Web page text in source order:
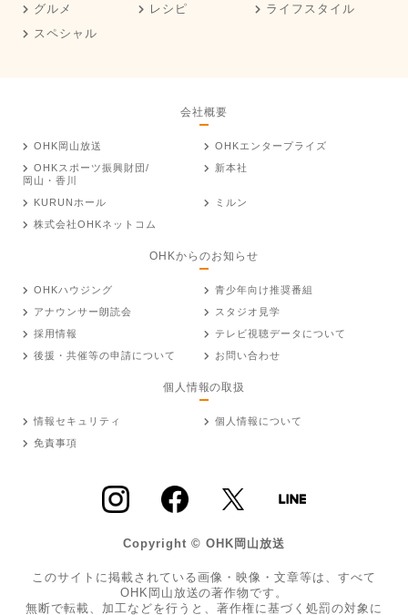
グルメ
レシピ
ライフスタイル
スペシャル
会社概要
OHK岡山放送
OHKエンタープライズ
OHKスポーツ振興財団/
岡山・香川
新本社
KURUNホール
ミルン
株式会社OHKネットコム
OHKからのお知らせ
OHKハウジング
青少年向け推奨番組
アナウンサー朗読会
スタジオ見学
採用情報
テレビ視聴データについて
後援・共催等の申請について
お問い合わせ
個人情報の取扱
情報セキュリティ
個人情報について
免責事項
Copyright © OHK岡山放送
このサイトに掲載されている画像・映像・文章等は、すべて
OHK岡山放送の著作物です。
無断で転載、加工などを行うと、著作権に基づく処罰の対象に